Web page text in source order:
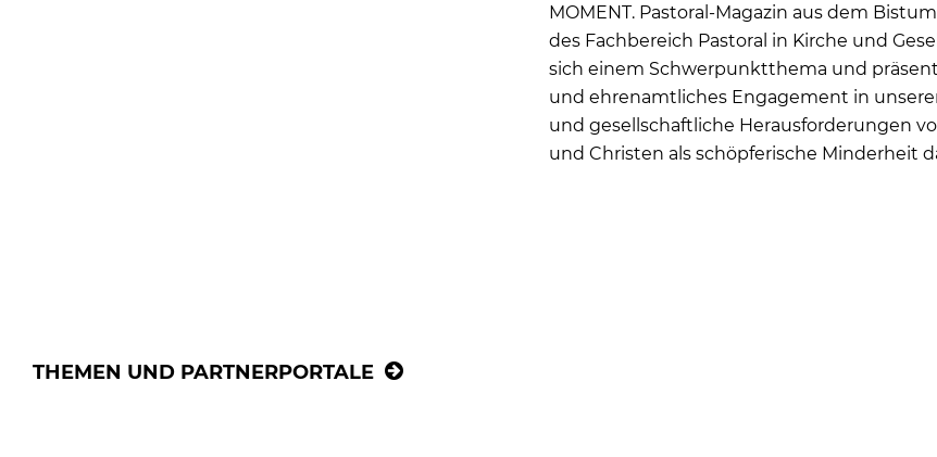
MOMENT. Pastoral-Magazin aus dem
des Fachbereich Pastoral in Kirche und
sich einem Schwerpunktthema und
und ehrenamtliches Engagement in
und gesellschaftliche Herausforderungen
und Christen als schöpferische Minderheit
THEMEN UND PARTNERPORTALE